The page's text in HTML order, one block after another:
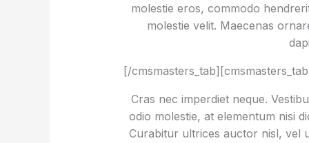
molestie eros, commodo
molestie velit. Maecenas
[/
Cras nec imperdiet neque.
odio molestie, at elementum nisi
Curabitur ultrices auctor nisl, vel